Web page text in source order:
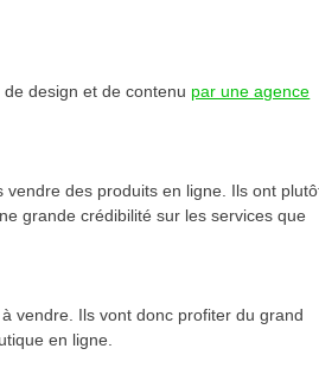
design et de contenu par une agence
des produits en ligne. Ils ont
grande crédibilité sur les services que
vendre. Ils vont donc profiter du grand
en ligne.